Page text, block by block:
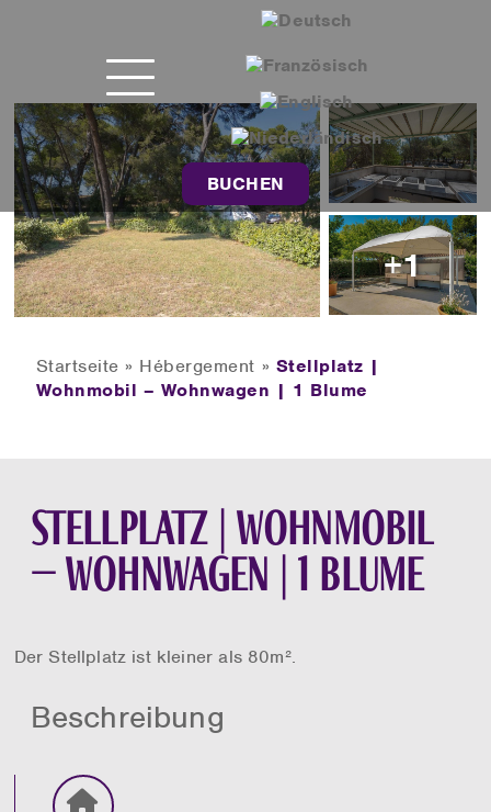
BUCHEN
+1
Startseite » Hébergement » Stellplatz |
Wohnmobil – Wohnwagen | 1 Blume
Stellplatz | Wohnmobil
– Wohnwagen | 1 Blume
Der Stellplatz ist kleiner als 80m².
Beschreibung